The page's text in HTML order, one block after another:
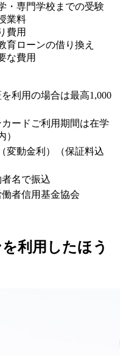
・専門学校までの受験
業料
費用
育ローンの借り換え
な費用
利用の場合は最高1,000
ードご利用期間は在学
）
変動金利）（保証料込
名で振込
者信用基金協会
利用したほう